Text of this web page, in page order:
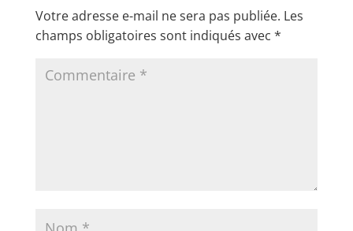
Votre adresse e-mail ne sera pas publiée. Les
champs obligatoires sont indiqués avec *